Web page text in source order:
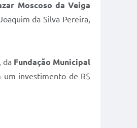
Moscoso da Veiga
da Silva Pereira,
da Fundação Municipal
um investimento de R$